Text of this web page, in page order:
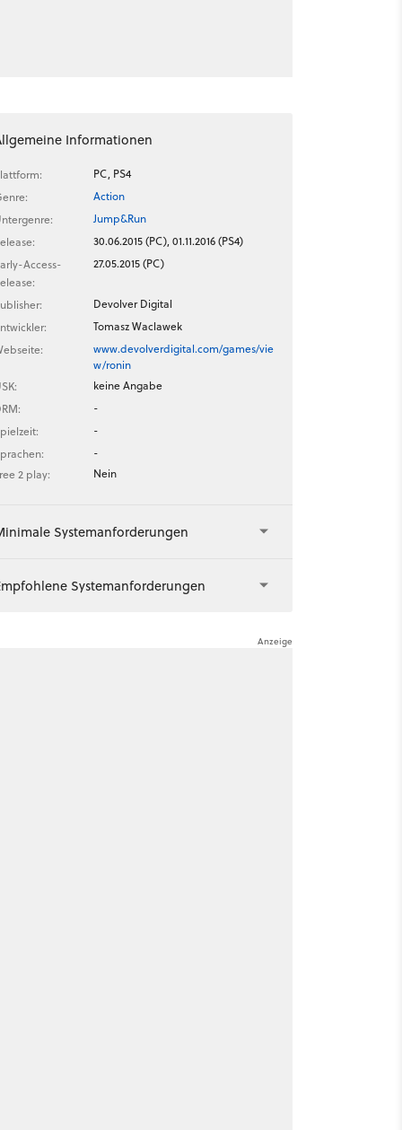
Informationen
PC, PS4
Action
Jump&Run
30.06.2015 (PC), 01.11.2016 (PS4)
Access-
27.05.2015 (PC)
Devolver Digital
Tomasz Waclawek
www.devolverdigital.com/games/vie
w/ronin
keine Angabe
-
-
-
2 play:
Nein
Systemanforderungen
Systemanforderungen